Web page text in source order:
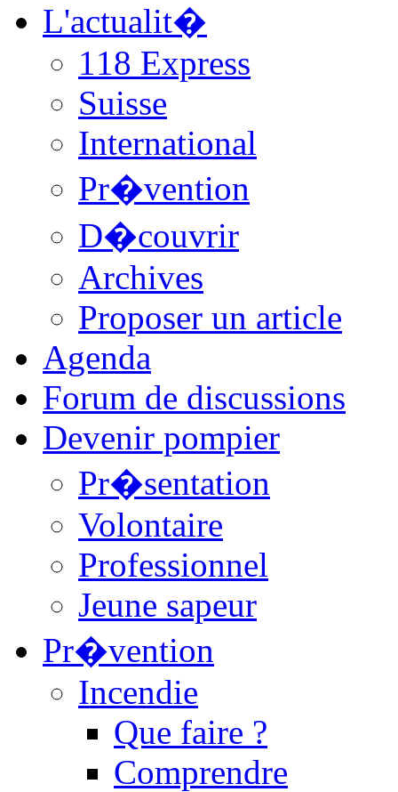
L'actualit�
118 Express
Suisse
International
Pr�vention
D�couvrir
Archives
Proposer un article
Agenda
Forum de discussions
Devenir pompier
Pr�sentation
Volontaire
Professionnel
Jeune sapeur
Pr�vention
Incendie
Que faire ?
Comprendre